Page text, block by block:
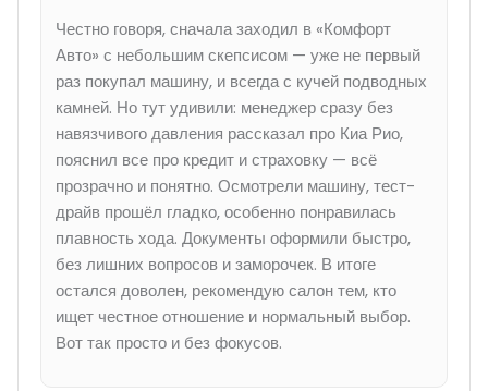
Честно говоря, сначала заходил в «Комфорт
Авто» с небольшим скепсисом — уже не первый
раз покупал машину, и всегда с кучей подводных
камней. Но тут удивили: менеджер сразу без
навязчивого давления рассказал про Киа Рио,
пояснил все про кредит и страховку — всё
прозрачно и понятно. Осмотрели машину, тест-
драйв прошёл гладко, особенно понравилась
плавность хода. Документы оформили быстро,
без лишних вопросов и заморочек. В итоге
остался доволен, рекомендую салон тем, кто
ищет честное отношение и нормальный выбор.
Вот так просто и без фокусов.